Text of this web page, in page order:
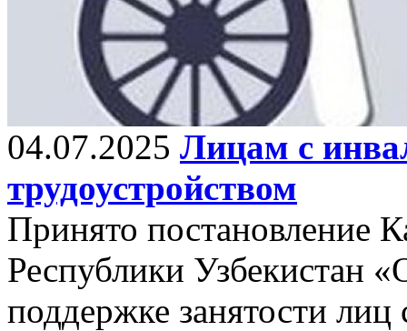
04.07.2025 Лицам с
трудоустройством
Принято постановление
Республики Узбекистан
поддержке занятости